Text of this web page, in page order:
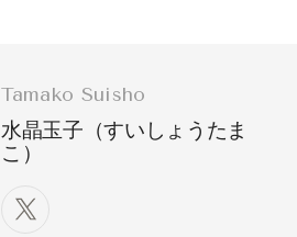
Tamako Suisho
水晶玉子（すいしょうたま
こ）